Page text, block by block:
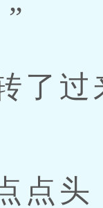
过
头